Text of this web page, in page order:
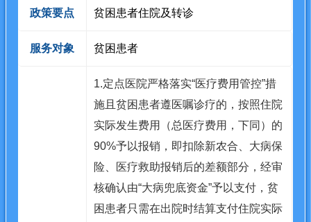
政策要点 贫困患者住院及转诊
服务对象 贫困患者
1.定点医院严格落实“医疗费用管控”措
施且贫困患者遵医嘱诊疗的，按照住院
实际发生费用（总医疗费用，下同）的
90%予以报销，即扣除新农合、大病保
险、医疗救助报销后的差额部分，经审
核确认由“大病兜底资金”予以支付，贫
困患者只需在出院时结算支付住院实际